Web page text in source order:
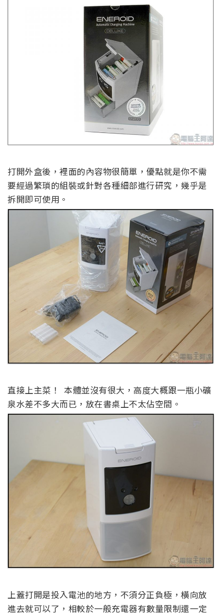
打開外盒後，裡面的內容物很簡單，優點就是你不需
要經過繁瑣的組裝或針對各種細部進行研究，幾乎是
拆開即可使用。
直接上主菜！ 本體並沒有很大，高度大概跟一瓶小礦
泉水差不多大而已，放在書桌上不太佔空間。
上蓋打開是投入電池的地方，不須分正負極，橫向放
進去就可以了，相較於一般充電器有數量限制還一定